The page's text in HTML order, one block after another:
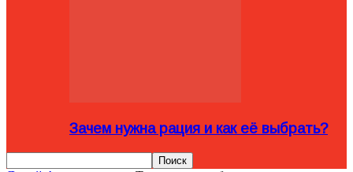
Зачем нужна рация и как её выбрать?